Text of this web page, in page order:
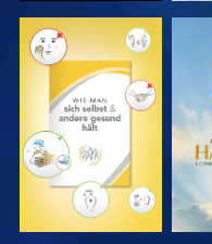
ANSEHEN